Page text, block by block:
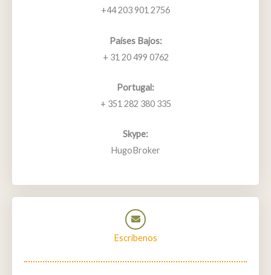
+44 203 901 2756
Países Bajos:
+ 31 20 499 0762
Portugal:
+ 351 282 380 335
Skype:
HugoBroker
Escribenos